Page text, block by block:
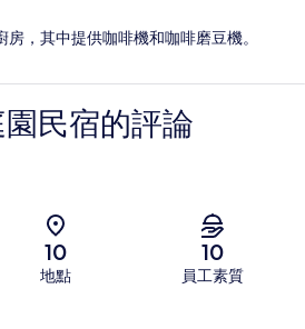
，其中提供咖啡機和咖啡磨豆機。
民宿的評論
10
地點
10
員工素質